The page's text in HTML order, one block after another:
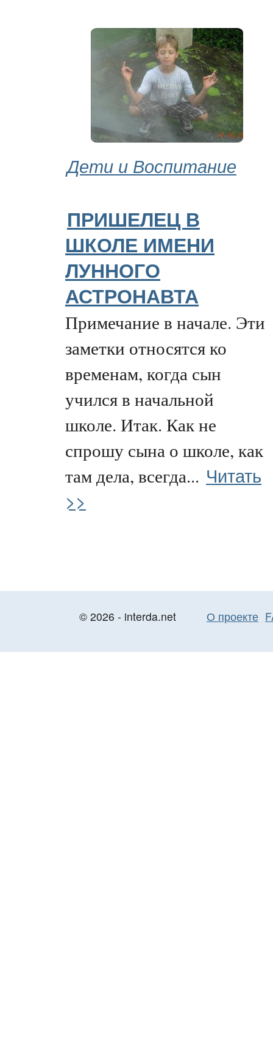
Дети и Воспитание
ПРИШЕЛЕЦ В
ШКОЛЕ ИМЕНИ
ЛУННОГО
АСТРОНАВТА
Примечание в начале. Эти
заметки относятся ко
временам, когда сын
учился в начальной
школе. Итак. Как не
спрошу сына о школе, как
там дела, всегда... Читать
>>
© 2026 - interda.net О проекте